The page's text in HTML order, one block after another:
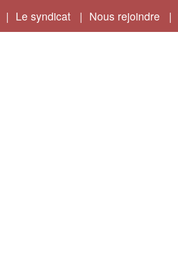
| Le syndicat | Nous rejoindre |